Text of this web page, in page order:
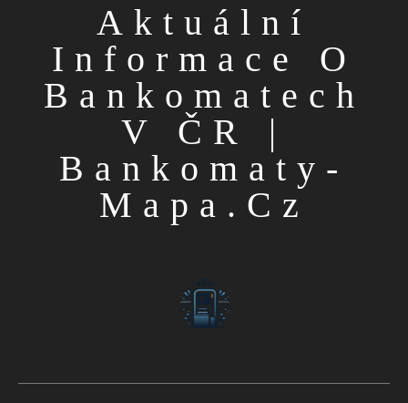
Aktuální
Informace O
Bankomatech
V ČR |
Bankomaty-
Mapa.cz